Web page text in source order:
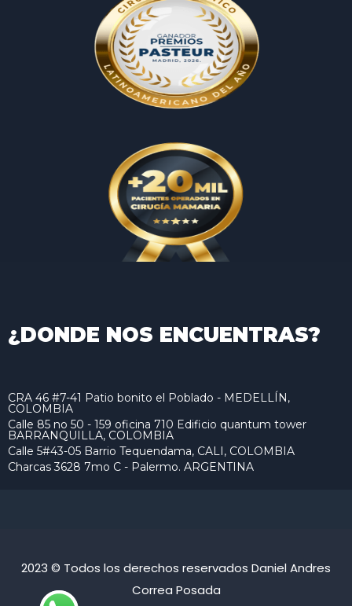
¿DONDE NOS ENCUENTRAS?
CRA 46 #7-41 Patio bonito el Poblado - MEDELLÍN,
COLOMBIA
Calle 85 no 50 - 159 oficina 710 Edificio quantum tower
BARRANQUILLA, COLOMBIA
Calle 5#43-05 Barrio Tequendama, CALI, COLOMBIA
Charcas 3628 7mo C - Palermo. ARGENTINA
2023 © Todos los derechos reservados Daniel Andres
Correa Posada